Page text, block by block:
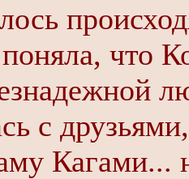
что
с
Кагами...